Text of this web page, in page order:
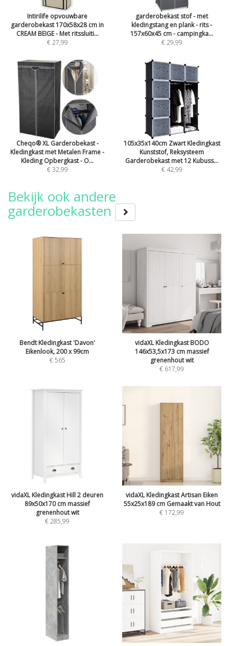
Intirilife opvouwbare
garderobekast 170x58x28 cm in
CREAM BEIGE - Met ritssluiti...
€ 27,99
garderobekast stof - met
kledingstang en plank - rits -
157x60x45 cm - campingka...
€ 29,99
Cheqo® XL Garderobekast -
Kledingkast met Metalen Frame -
Kleding Opbergkast - O...
€ 32,99
105x35x140cm Zwart Kledingkast
Kunststof, Reksysteem
Garderobekast met 12 Kubuss...
€ 42,99
Bekijk ook andere
garderobekasten
Bendt Kledingkast 'Davon'
Eikenlook, 200 x 99cm
€565
vidaXL Kledingkast BODO
146x53,5x173 cm massief
grenenhout wit
€ 617,99
vidaXL Kledingkast Hill 2 deuren
89x50x170 cm massief
grenenhout wit
€285,99
vidaXL Kledingkast Artisan Eiken
55x25x189 cm Gemaakt van Hout
€ 172,99